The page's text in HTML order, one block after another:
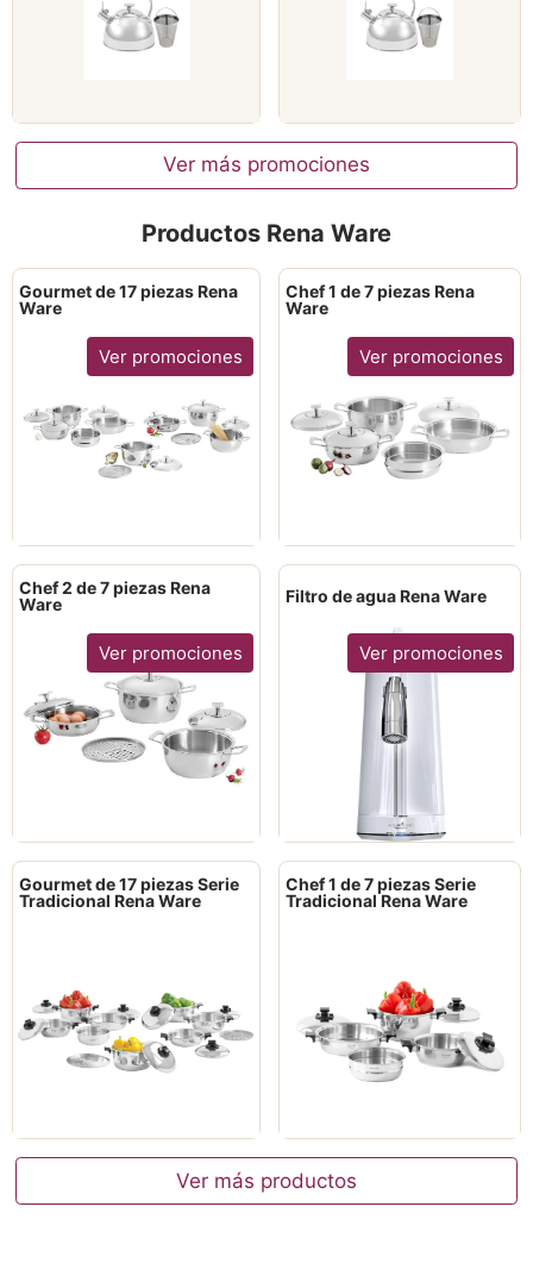
Ver más promociones
Productos Rena Ware
Gourmet de 17 piezas Rena
Ware
Ver promociones
Chef 1 de 7 piezas Rena
Ware
Ver promociones
Chef 2 de 7 piezas Rena
Ware
Ver promociones
Filtro de agua Rena Ware
Ver promociones
Gourmet de 17 piezas Serie
Tradicional Rena Ware
Chef 1 de 7 piezas Serie
Tradicional Rena Ware
Ver más productos